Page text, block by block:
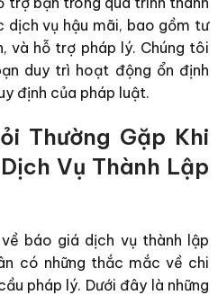
vụ hậu mãi, bao gồm tư
và hỗ trợ pháp lý. Chúng tôi
duy trì hoạt động ổn định
định của pháp luật.
Thường Gặp Khi
Vụ Thành Lập
báo giá dịch vụ thành lập
có những thắc mắc về chi
pháp lý. Dưới đây là những